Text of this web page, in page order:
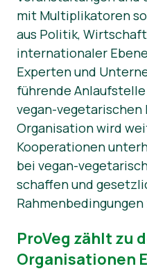
mit Multiplikatoren
aus Politik,
internationaler
Experten und
führende
vegan-vegetarischen
Organisation wird
Kooperationen
bei vegan-
schaffen und
Rahmenbedingungen
ProVeg zählt zu
Organisationen